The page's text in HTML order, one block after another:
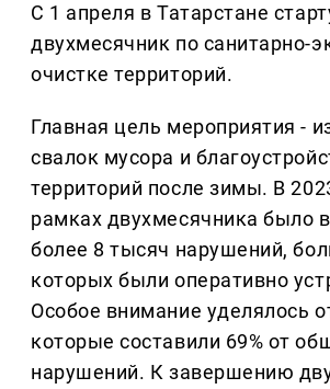
С 1 апреля в Татарстане
двухмесячник по санитарно-
очистке территорий.
Главная цель мероприятия -
свалок мусора и
территорий после зимы. В
рамках двухмесячника было
более 8 тысяч нарушений,
которых были оперативно
Особое внимание уделялось
которые составили 69% от
нарушений. К завершению